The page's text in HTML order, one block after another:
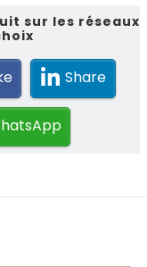
sur les réseaux
Share